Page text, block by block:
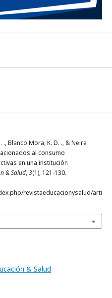
., Blanco Mora, K. D. ., & Neira
al consumo
en una institución
& Salud,3(1), 121-130.
revistaeducacionysalud/arti
& Salud